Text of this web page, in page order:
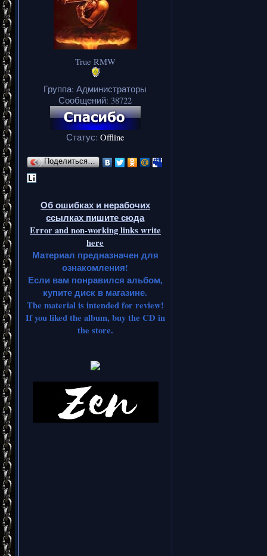
True RMW
Группа: Администраторы
Сообщений: 38722
Статус: Offline
Поделиться…
Об ошибках и нерабочих
ссылках пишите сюда
Error and non-working links write
here
Материал предназначен для
ознакомления!
Если вам понравился альбом,
купите диск в магазине.
The material is intended for review!
If you liked the album, buy the CD in
the store.